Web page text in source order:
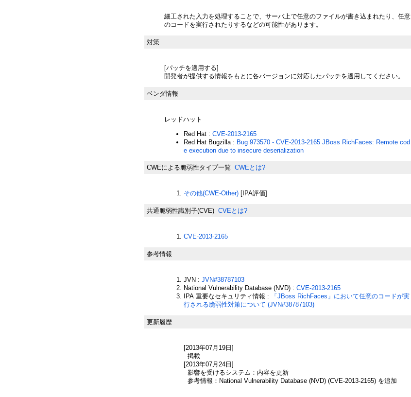
細工された入力を処理することで、サーバ上で任意のファイルが書き込まれたり、任意
のコードを実行されたりするなどの可能性があります。
対策
[パッチを適用する]
開発者が提供する情報をもとに各バージョンに対応したパッチを適用してください。
ベンダ情報
レッドハット
Red Hat : CVE-2013-2165
Red Hat Bugzilla : Bug 973570 - CVE-2013-2165 JBoss RichFaces: Remote cod
e execution due to insecure deserialization
CWEによる脆弱性タイプ一覧 CWEとは?
その他(CWE-Other) [IPA評価]
共通脆弱性識別子(CVE) CVEとは?
CVE-2013-2165
参考情報
JVN : JVN#38787103
National Vulnerability Database (NVD) : CVE-2013-2165
IPA 重要なセキュリティ情報 :
「JBoss RichFaces」において任意のコードが実
行される脆弱性対策について (JVN#38787103)
更新履歴
[2013年07月19日]
掲載
[2013年07月24日]
影響を受けるシステム：内容を更新
参考情報：National Vulnerability Database (NVD) (CVE-2013-2165) を追加